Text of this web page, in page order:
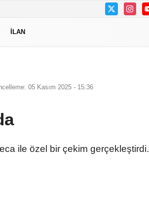
İLAN
05 Kasım 2025 - 15:36
ile özel bir çekim gerçekleştirdi.